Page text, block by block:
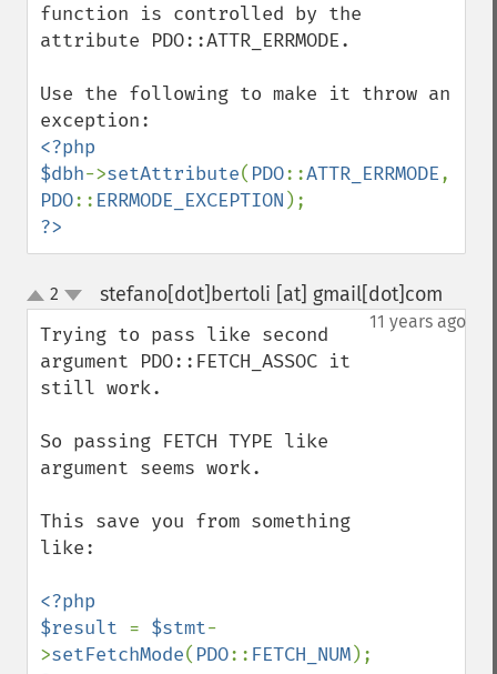
function is controlled by the
attribute PDO::ATTR_ERRMODE.
Use the following to make it throw an
<?php
$dbh->setAttribute( PDO::ATTR_ERRMODE
PDO:: ERRMODE_EXCEPTION
?>
up
down
2 stefano[dot]bertoli [at] gmail[dot]com
11 years ago
Trying to pass like second
argument PDO::FETCH_ASSOC it
still work.
So passing FETCH TYPE like
argument seems work.
This save you from something
like:
<?php
$result = $stmt-
>setFetchMode( PDO:: FETCH_NUM